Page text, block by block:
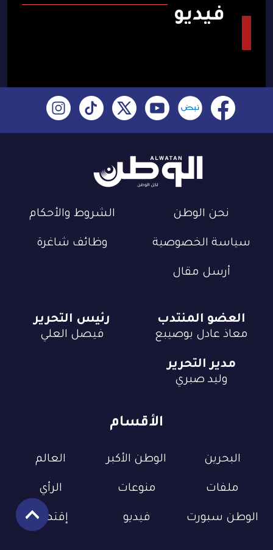
فيديو
نحن الوطن الشروط والأحكام
سياسة الخصوصية وظائف شاغرة
أرسل مقال
الأقسام
البحرين الوطن الأكبر العالم
ملفات منوعات الرأي
الوطن سبورت فيديو إقتصاد
العضو المنتدب
معاذ عادل بوصيبع
رئيس التحرير
فيصل العلي
مدير التحرير
وليد صبري